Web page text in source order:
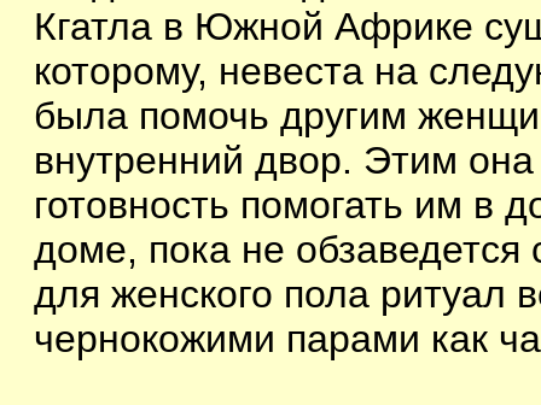
Кгатла в Южной Африке
которому, невеста на
была помочь другим
внутренний двор. Этим
готовность помогать им в
доме, пока не
для женского пола ритуал
чернокожими парами как